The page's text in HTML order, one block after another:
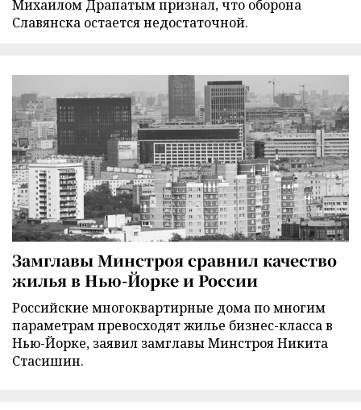
Михаилом Драпатым признал, что оборона
Славянска остается недостаточной.
Замглавы Минстроя сравнил качество
жилья в Нью-Йорке и России
Российские многоквартирные дома по многим
параметрам превосходят жилье бизнес-класса в
Нью-Йорке, заявил замглавы Минстроя Никита
Стасишин.